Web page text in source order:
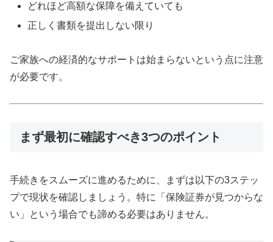
どれほど高額な保障を備えていても
正しく書類を提出しない限り
ご家族への経済的なサポートは始まらないという点に注意
が必要です。
まず最初に確認すべき3つのポイント
手続きをスムーズに進めるために、まずは以下の3ステッ
プで現状を確認しましょう。特に「保険証券が見つからな
い」という場合でも諦める必要はありません。